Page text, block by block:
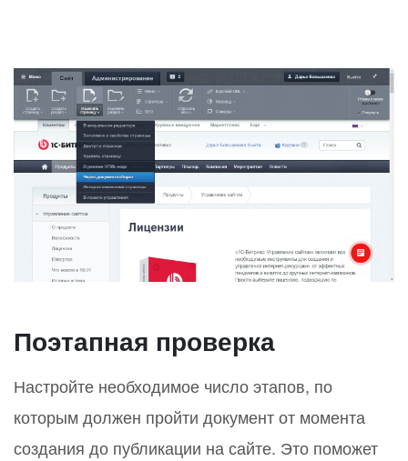
Поэтапная проверка
Настройте необходимое число этапов, по
которым должен пройти документ от момента
создания до публикации на сайте. Это поможет